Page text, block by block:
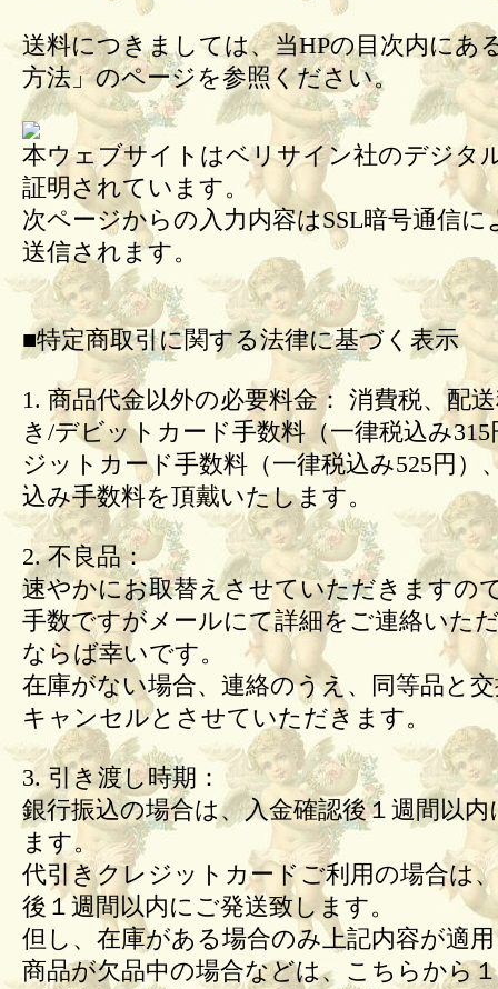
送料につきましては、当HPの目次内にあ
方法」のページを参照ください。
本ウェブサイトはベリサイン社のデジタ
証明されています。
次ページからの入力内容はSSL暗号通信に
送信されます。
■特定商取引に関する法律に基づく表示
1. 商品代金以外の必要料金： 消費税、配
き/デビットカード手数料（一律税込み
ジットカード手数料（一律税込み525円）
込み手数料を頂戴いたします。
2. 不良品：
速やかにお取替えさせていただきますの
手数ですがメールにて詳細をご連絡いた
ならば幸いです。
在庫がない場合、連絡のうえ、同等品と
キャンセルとさせていただきます。
3. 引き渡し時期：
銀行振込の場合は、入金確認後１週間以内
ます。
代引きクレジットカードご利用の場合は
後１週間以内にご発送致します。
但し、在庫がある場合のみ上記内容が適
商品が欠品中の場合などは、こちらから